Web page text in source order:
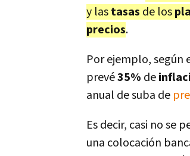
y lastasas de los
precios.
Por ejemplo, según
prevé35% de
anual de suba de
Es decir, casi no se
una colocación